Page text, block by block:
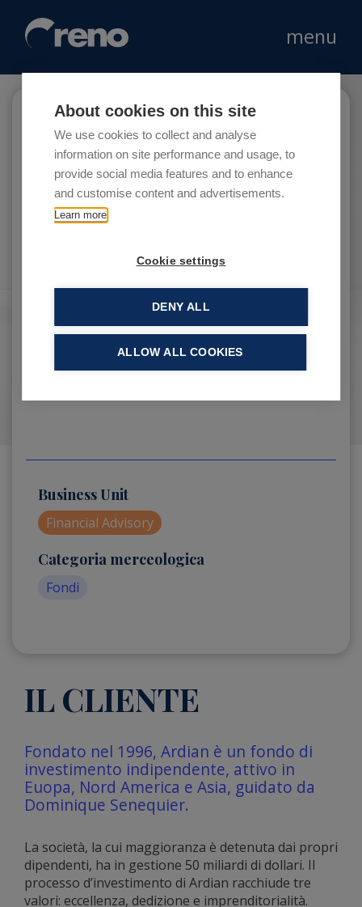
About cookies on this site
We use cookies to collect and analyse
information on site performance and usage, to
provide social media features and to enhance
and customise content and advertisements.
Learn more
Cookie settings
DENY ALL
ALLOW ALL COOKIES
menu
Ardian
Ardian è un fondo di investimento
Business Unit
Financial Advisory
Categoria merceologica
Fondi
IL CLIENTE
Fondato nel 1996, Ardian è un fondo di
investimento indipendente, attivo in
Euopa, Nord America e Asia, guidato da
Dominique Senequier.
La società, la cui maggioranza è detenuta dai propri
dipendenti, ha in gestione 50 miliardi di dollari. Il
processo d’investimento di Ardian racchiude tre
valori: eccellenza, dedizione e imprenditorialità.